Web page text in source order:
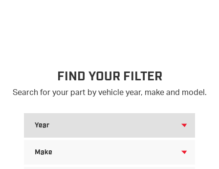
FIND YOUR FILTER
Search for your part by vehicle year, make and model.
FOR
FOR